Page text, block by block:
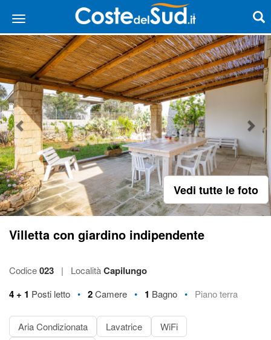
Vedi tutte le foto
Villetta con giardino indipendente
Codice023 | LocalitàCapilungo
4 + 1 Posti letto • 2Camere • 1 Bagno • Piano terra
Aria Condizionata Lavatrice
WiFi